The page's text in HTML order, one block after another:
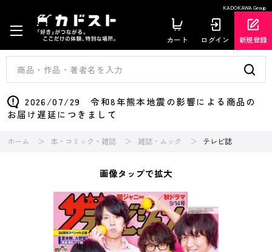
KADOKAWA Group
カート ログイン 新規登録
2026/07/29 令和8年熊本地震の影響による商品の
お届け遅延につきまして
ホーム 本・コミック・雑誌 雑誌・ムック テレビ誌
画像タップで拡大